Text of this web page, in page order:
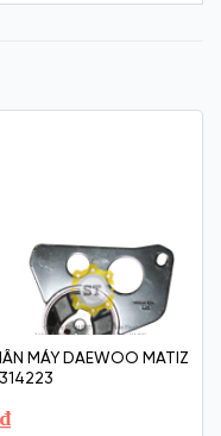
MÁY DAEWOO MATIZ
₫